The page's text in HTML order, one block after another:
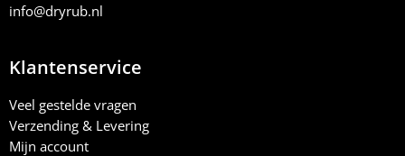
info@dryrub.nl
Klantenservice
Veel gestelde vragen
Verzending & Levering
Mijn account